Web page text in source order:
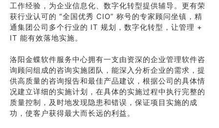
工作经验，为企业信息化、数字化转型提供辅导。更有荣
获行业认可的 “全国优秀 CIO” 称号的专家顾问坐镇，精
通集团公司多个行业的 IT 规划，数字化转型，让管理 +
IT 能有效落地实施。
洛阳金蝶软件服务中心拥有一支由资深的企业管理软件咨
询顾问组成的咨询实施团队，能深入分析企业的需求，提
供高质量的咨询报告和最佳产品建议，根据公司的具体情
况建立详细的实施计划，在具体的实施过程中执行完整的
质量控制，及时地发现隐患和错误，保证项目实施的成
功，使客户获得最大而长远的利益。